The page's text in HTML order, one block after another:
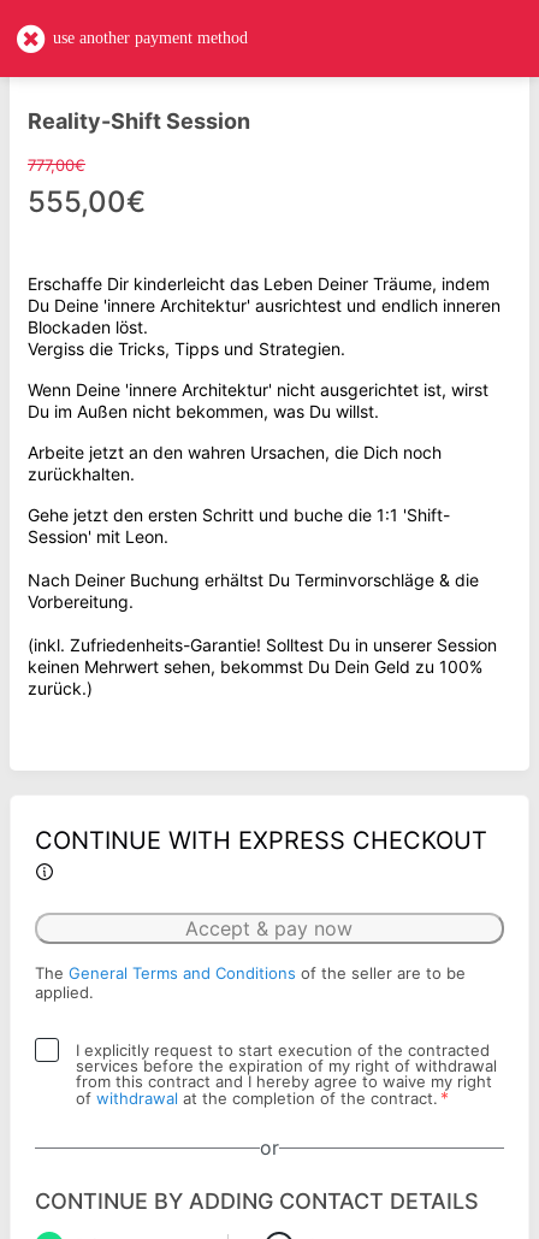
Reality-Shift Session
555,00€
777,00€
Erschaffe Dir kinderleicht das Leben Deiner Träume, indem
Du Deine 'innere Architektur' ausrichtest und endlich inneren
Blockaden löst.
Vergiss die Tricks, Tipps und Strategien.
Wenn Deine 'innere Architektur' nicht ausgerichtet ist, wirst
Du im Außen nicht bekommen, was Du willst.
Arbeite jetzt an den wahren Ursachen, die Dich noch
zurückhalten.
Gehe jetzt den ersten Schritt und buche die 1:1 'Shift-
Session' mit Leon.
Nach Deiner Buchung erhältst Du Terminvorschläge & die
Vorbereitung.
(inkl. Zufriedenheits-Garantie! Solltest Du in unserer Session
keinen Mehrwert sehen, bekommst Du Dein Geld zu 100%
zurück.)
CONTINUE WITH EXPRESS CHECKOUT
Accept & pay now
The General Terms and Conditions of the seller are to be
applied.
I explicitly request to start execution of the contracted
services before the expiration of my right of withdrawal
from this contract and I hereby agree to waive my right
of withdrawal at the completion of the contract. *
or
CONTINUE BY ADDING CONTACT DETAILS
use another payment method